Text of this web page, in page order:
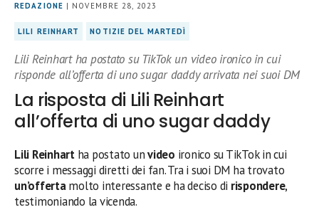
REDAZIONE | NOVEMBRE 28, 2023
LILI REINHART NOTIZIE DEL MARTEDÌ
Lili Reinhart ha postato su TikTok un video ironico in cui
risponde all’offerta di uno sugar daddy arrivata nei suoi DM
La risposta di Lili Reinhart
all’offerta di uno sugar daddy
Lili Reinhartha postato unvideo ironico su TikTok in cui
scorre i messaggi diretti dei fan. Tra i suoi DM ha trovato
un’offertamolto interessante e ha deciso di rispondere,
testimoniando la vicenda.